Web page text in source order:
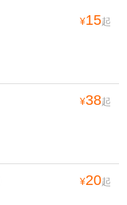
¥15起
¥38起
¥20起